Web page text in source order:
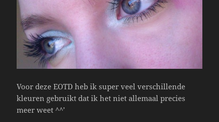
Voor deze EOTD heb ik super veel verschillende
kleuren gebruikt dat ik het niet allemaal precies
meer weet ^^’